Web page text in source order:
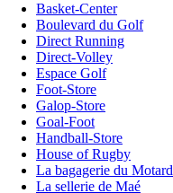
Basket-Center
Boulevard du Golf
Direct Running
Direct-Volley
Espace Golf
Foot-Store
Galop-Store
Goal-Foot
Handball-Store
House of Rugby
La bagagerie du Motard
La sellerie de Maé